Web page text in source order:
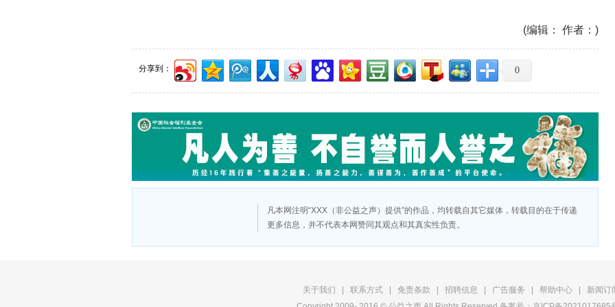
(编辑： 作者：)
分享到： 0
凡本网注明“XXX（非公益之声）提供”的作品，均转载自其它媒体，转载目的在于传递
更多信息，并不代表本网赞同其观点和其真实性负责。
关于我们 | 联系方式 | 免责条款 | 招聘信息 | 广告服务 | 帮助中心 |
新闻订